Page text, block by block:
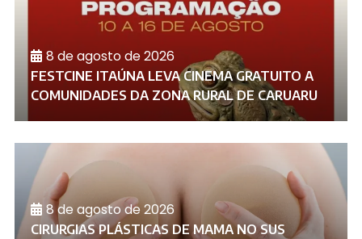
8 de agosto de 2026
FESTCINE ITAÚNA LEVA CINEMA GRATUITO A
COMUNIDADES DA ZONA RURAL DE CARUARU
8 de agosto de 2026
CIRURGIAS PLÁSTICAS DE MAMA NO SUS